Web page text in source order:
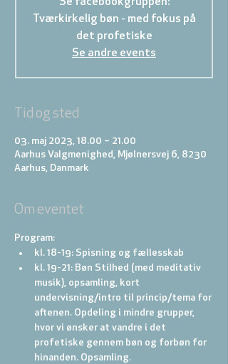
Tværkirkelig bøn - med fokus på
det profetiske
Se andre events
Tid og sted
03. maj 2023, 18.00 – 21.00
Aarhus Valgmenighed, Mjølnersvej 6, 8230
Aarhus, Danmark
Om eventet
Program:
kl. 18-19: Spisning og fællesskab
kl. 19-21: Bøn Stilhed (med meditativ
musik), opsamling, kort
undervisning/intro til princip/tema for
aftenen. Opdeling i mindre grupper,
hvor vi ønsker at vandre i det
profetiske gennem bøn og forbøn for
hinanden. Opsamling.